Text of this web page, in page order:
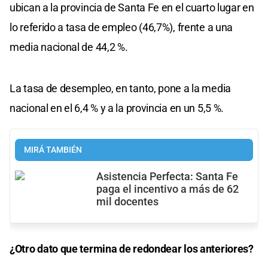
ubican a la provincia de Santa Fe en el cuarto lugar en
lo referido a tasa de empleo (46,7%), frente a una
media nacional de 44,2 %.
La tasa de desempleo, en tanto, pone a la media
nacional en el 6,4 % y a la provincia en un 5,5 %.
MIRÁ TAMBIÉN
Asistencia Perfecta: Santa Fe
paga el incentivo a más de 62
mil docentes
¿Otro dato que termina de redondear los anteriores?